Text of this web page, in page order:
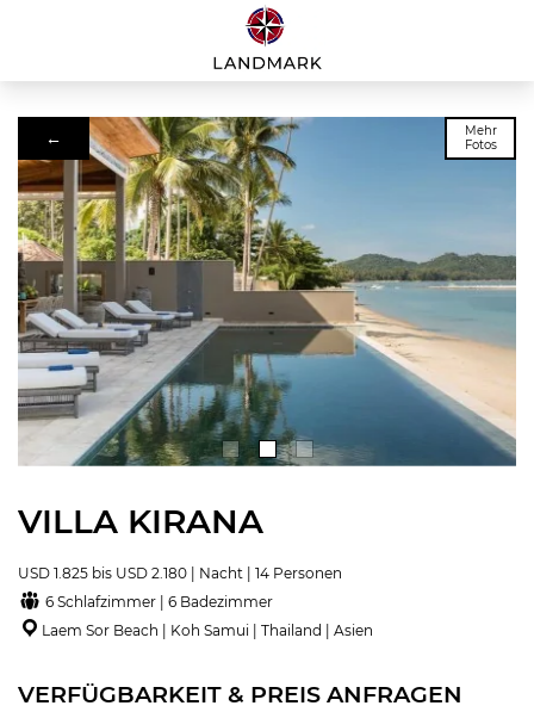
←
Mehr
Fotos
VILLA KIRANA
USD 1.825 bis USD 2.180 | Nacht | 14 Personen
6 Schlafzimmer | 6 Badezimmer
Laem Sor Beach | Koh Samui | Thailand | Asien
VERFÜGBARKEIT & PREIS ANFRAGEN